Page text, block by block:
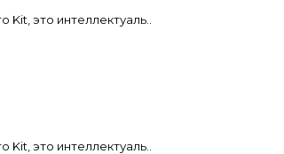
это интеллектуаль..
это интеллектуаль..